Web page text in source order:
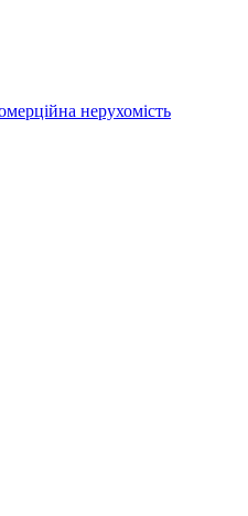
нерухомість